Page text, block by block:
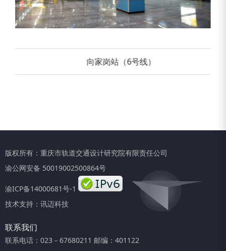
向家岗站（6号线）
版权所有：重庆市轨道交通设计研究院有限责任公司
渝公网安备 50019002500864号
渝ICP备14000681号-1
技术支持： 讯迈科技
联系我们
联系电话：023－67680211 邮编：401122